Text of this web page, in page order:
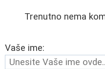
Trenutno nema
Vaše ime: